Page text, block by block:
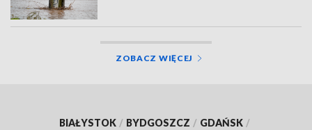
ZOBACZ WIĘCEJ
BIAŁYSTOK / BYDGOSZCZ / GDAŃSK /